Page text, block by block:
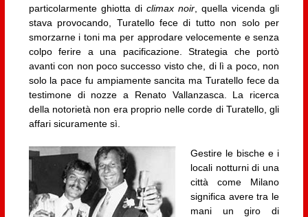
particolarmente ghiotta di climax noir , quella vicenda gli
stava provocando, Turatello fece di tutto non solo per
smorzarne i toni ma per approdare velocemente e senza
colpo ferire a una pacificazione. Strategia che portò
avanti con non poco successo visto che, di lì a poco, non
solo la pace fu ampiamente sancita ma Turatello fece da
testimone di nozze a Renato Vallanzasca. La ricerca
della notorietà non era proprio nelle corde di Turatello, gli
affari sicuramente sì.
Gestire le bische e i
locali notturni di una
città come Milano
significa avere tra le
mani un giro di